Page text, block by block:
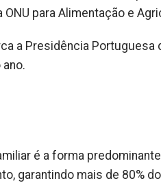
ONU para Alimentação e
a Presidência Portuguesa
é a forma
garantindo mais de 80%